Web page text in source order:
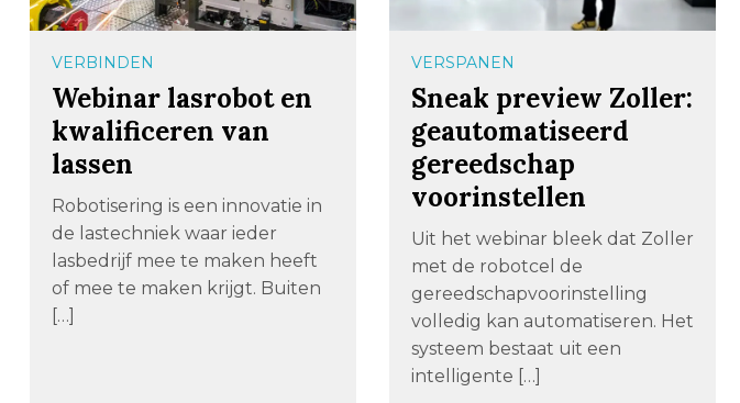
VERBINDEN
Webinar lasrobot en
kwalificeren van
lassen
Robotisering is een innovatie in
de lastechniek waar ieder
lasbedrijf mee te maken heeft
of mee te maken krijgt. Buiten
[…]
VERSPANEN
Sneak preview Zoller:
geautomatiseerd
gereedschap
voorinstellen
Uit het webinar bleek dat Zoller
met de robotcel de
gereedschapvoorinstelling
volledig kan automatiseren. Het
systeem bestaat uit een
intelligente […]